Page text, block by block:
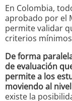
En Colombia,
aprobado por el
permite validar
criterios
De forma
de evaluación
permite a los
moviendo al
existe la